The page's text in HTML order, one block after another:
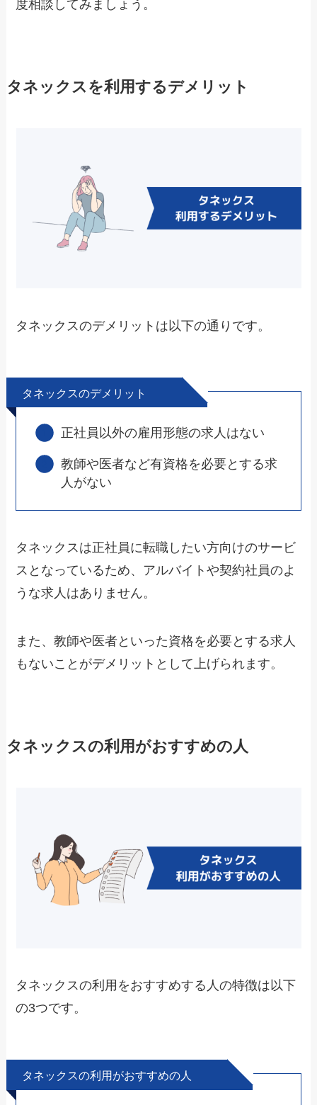
度相談してみましょう。
タネックスを利用するデメリット
タネックスのデメリットは以下の通りです。
タネックスのデメリット
正社員以外の雇用形態の求人はない
教師や医者など有資格を必要とする求
人がない
タネックスは正社員に転職したい方向けのサービ
スとなっているため、アルバイトや契約社員のよ
うな求人はありません。
また、教師や医者といった資格を必要とする求人
もないことがデメリットとして上げられます。
タネックスの利用がおすすめの人
タネックスの利用をおすすめする人の特徴は以下
の3つです。
タネックスの利用がおすすめの人